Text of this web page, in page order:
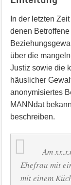
In der letzten
denen
über die
Justiz sowie die
häuslicher
anonymisiertes
MANNdat
beschreiben.
Am
Ehefrau mit
mit einem